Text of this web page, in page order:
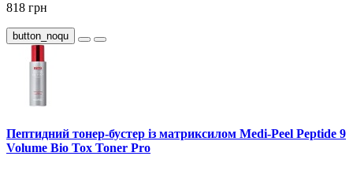
818 грн
button_noqu
Пептидний тонер-бустер із матриксилом Medi-Peel Peptide 9
Volume Bio Tox Toner Pro